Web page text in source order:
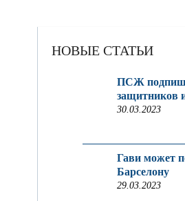
НОВЫЕ СТАТЬИ
ПСЖ
защитников
30.03.2023
Гави может
Барселону
29.03.2023